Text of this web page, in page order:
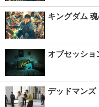
キングダム
オブセッシ
デッドマンズ